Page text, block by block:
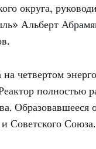
округа,
Альберт
четвертом
полностью
Образовавшееся
Советского Союза.